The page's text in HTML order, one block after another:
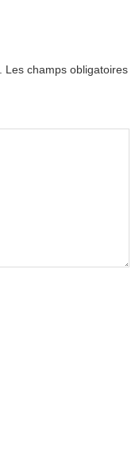
Les champs obligatoires